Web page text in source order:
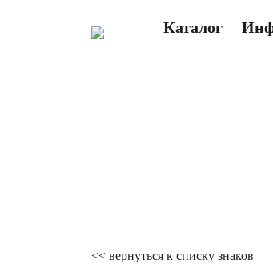
Каталог
<< вернуться к списку знаков